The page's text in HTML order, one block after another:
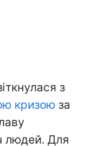
з
кризою за
людей. Для